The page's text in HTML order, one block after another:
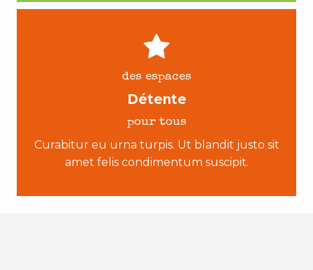
des espaces
Détente
pour tous
Curabitur eu urna turpis. Ut blandit justo sit
amet felis condimentum suscipit.